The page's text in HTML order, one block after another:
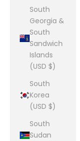
South
Georgia &
South
Sandwich
Islands
(USD $)
South
Korea
(USD $)
South
Sudan